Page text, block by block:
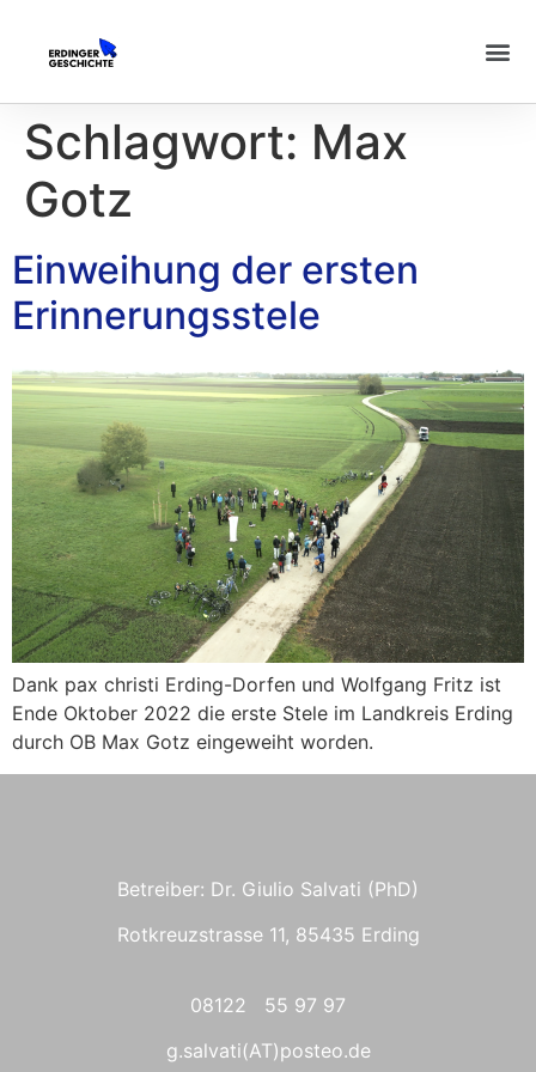
Schlagwort: Max
Gotz
Einweihung der ersten
Erinnerungsstele
Dank pax christi Erding-Dorfen und Wolfgang Fritz ist
Ende Oktober 2022 die erste Stele im Landkreis Erding
durch OB Max Gotz eingeweiht worden.
Betreiber: Dr. Giulio Salvati (PhD)
Rotkreuzstrasse 11, 85435 Erding
08122 55 97 97
g.salvati(AT)posteo.de